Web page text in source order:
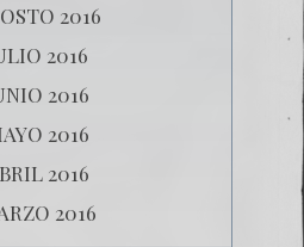
2016
2016
2016
2016
2016
2016